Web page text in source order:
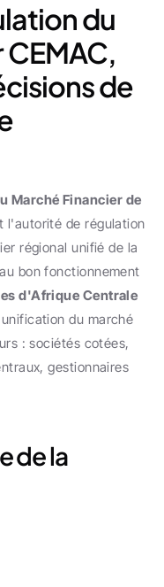
du
de
Marché Financier de
l'autorité de régulation
régional unifié de la
bon fonctionnement
d'Afrique Centrale
du marché
: sociétés cotées,
gestionnaires
de la